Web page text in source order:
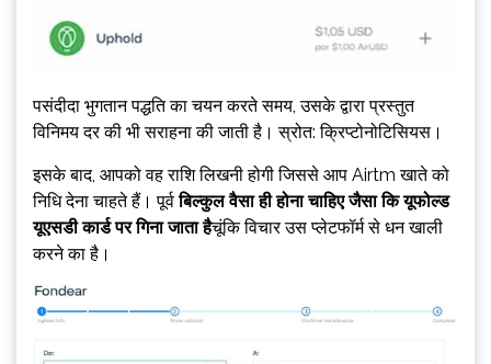
पसंदीदा भुगतान पद्धति का चयन करते समय, उसके द्वारा प्रस्तुत
विनिमय दर की भी सराहना की जाती है। स्रोत: क्रिप्टोनोटिसियस।
इसके बाद, आपको वह राशि लिखनी होगी जिससे आप Airtm खाते को
निधि देना चाहते हैं। पूर्वबिल्कुल वैसा ही होना चाहिए जैसा कि यूफोल्ड
यूएसडी कार्ड पर गिना जाता हैचूंकि विचार उस प्लेटफॉर्म से धन खाली
करने का है।